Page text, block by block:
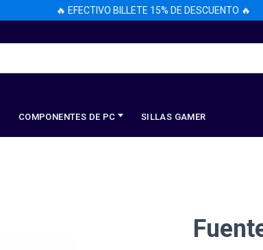
🔥 EFECTIVO BILLETE 15% DE DESCUENTO 🔥
COMPONENTES DE PC SILLAS GAMER